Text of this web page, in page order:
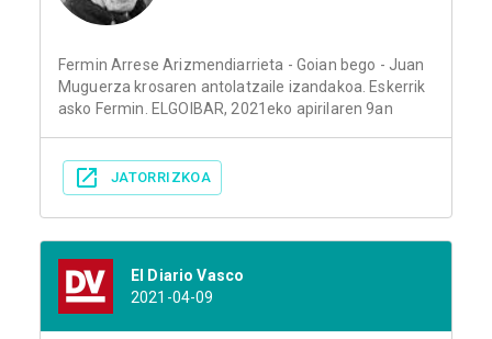
Fermin Arrese Arizmendiarrieta - Goian bego - Juan
Muguerza krosaren antolatzaile izandakoa. Eskerrik
asko Fermin. ELGOIBAR, 2021eko apirilaren 9an
JATORRIZKOA
El Diario Vasco
2021-04-09